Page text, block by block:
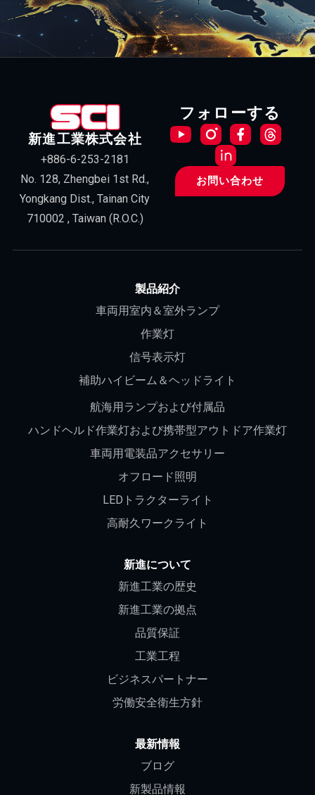
新進工業株式会社
+886-6-253-2181
No. 128, Zhengbei 1st Rd.,
Yongkang Dist., Tainan City
710002 , Taiwan (R.O.C.)
フォローする
お問い合わせ
製品紹介
車両用室内＆室外ランプ
作業灯
信号表示灯
補助ハイビーム＆ヘッドライト
航海用ランプおよび付属品
ハンドヘルド作業灯および携帯型アウトドア作業灯
車両用電装品アクセサリー
オフロード照明
LEDトラクターライト
高耐久ワークライト
新進について
新進工業の歴史
新進工業の拠点
品質保証
工業工程
ビジネスパートナー
労働安全衛生方針
最新情報
ブログ
新製品情報